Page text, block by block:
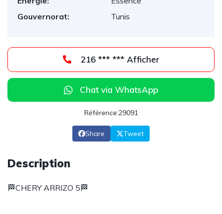
Gouvernorat:
Tunis
216 *** *** Afficher
Chat via WhatsApp
Référence:29091
Share Tweet
Description
🏁CHERY ARRIZO 5🏁